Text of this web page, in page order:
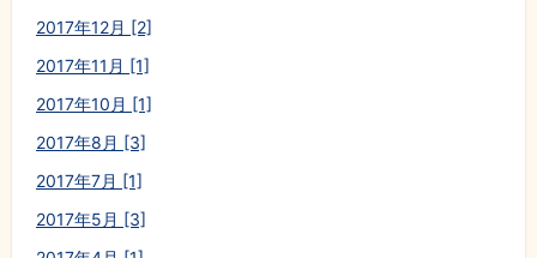
2017年12月 [2]
2017年11月 [1]
2017年10月 [1]
2017年8月 [3]
2017年7月 [1]
2017年5月 [3]